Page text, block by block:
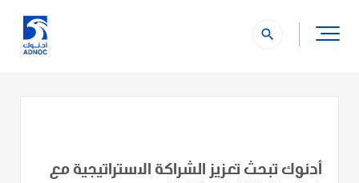
search
أدنوك تبحث تعزيز الشراكة الاستراتيجية مع